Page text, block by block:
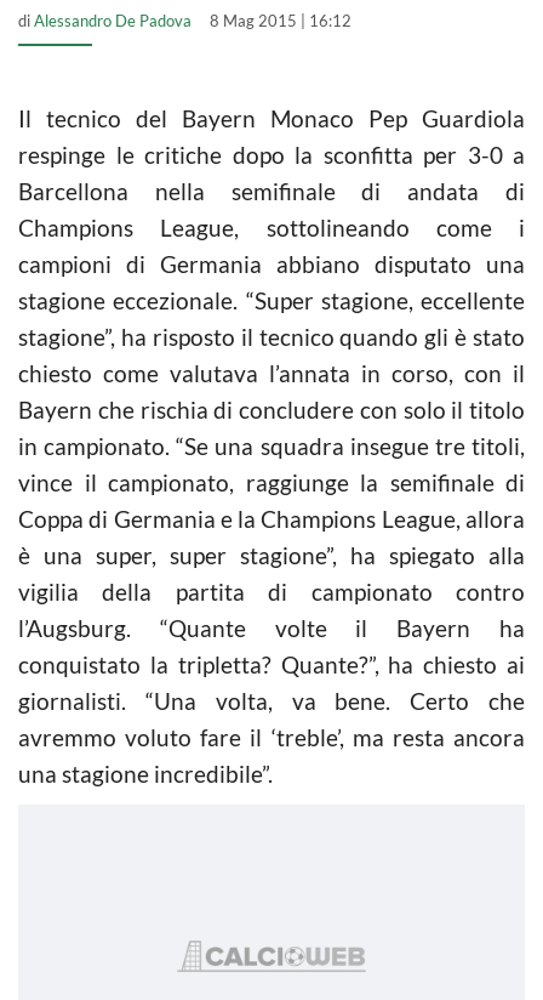
diAlessandro De Padova 8 Mag 2015 | 16:12
Il tecnico del Bayern Monaco Pep Guardiola
respinge le critiche dopo la sconfitta per 3-0 a
Barcellona nella semifinale di andata di
Champions League, sottolineando come i
campioni di Germania abbiano disputato una
stagione eccezionale. “Super stagione, eccellente
stagione”, ha risposto il tecnico quando gli è stato
chiesto come valutava l’annata in corso, con il
Bayern che rischia di concludere con solo il titolo
in campionato. “Se una squadra insegue tre titoli,
vince il campionato, raggiunge la semifinale di
Coppa di Germania e la Champions League, allora
è una super, super stagione”, ha spiegato alla
vigilia della partita di campionato contro
l’Augsburg. “Quante volte il Bayern ha
conquistato la tripletta? Quante?”, ha chiesto ai
giornalisti. “Una volta, va bene. Certo che
avremmo voluto fare il ‘treble’, ma resta ancora
una stagione incredibile”.